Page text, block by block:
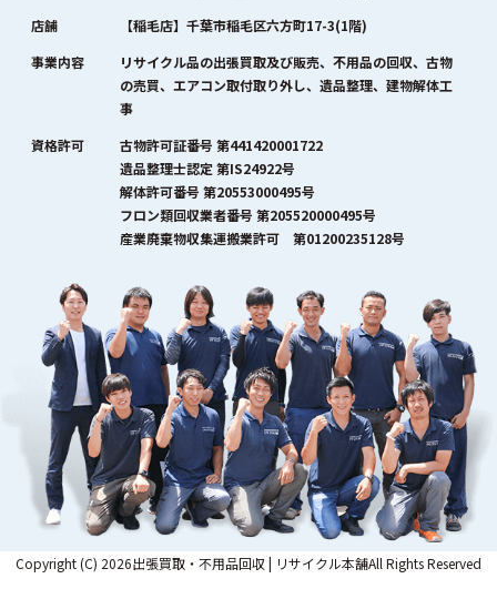
店舗
【稲毛店】千葉市稲毛区六方町17-3(1階)
事業内容
リサイクル品の出張買取及び販売、不用品の回収、古物
の売買、エアコン取付取り外し、遺品整理、建物解体工
事
資格許可
古物許可証番号 第441420001722
遺品整理士認定 第IS24922号
解体許可番号 第20553000495号
フロン類回収業者番号 第205520000495号
産業廃棄物収集運搬業許可 第01200235128号
Copyright (C) 2026出張買取・不用品回収 | リサイクル本舗All Rights Reserved